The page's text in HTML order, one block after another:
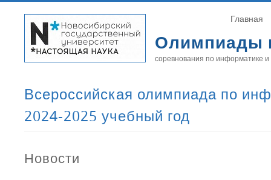
Олимпиады
соревнования по информатике
Всероссийская олимпиада по
2024-2025 учебный год
Главная
Новости